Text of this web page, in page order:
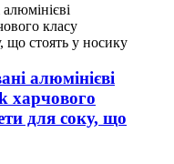
алюмінієві
харчового
для соку, що